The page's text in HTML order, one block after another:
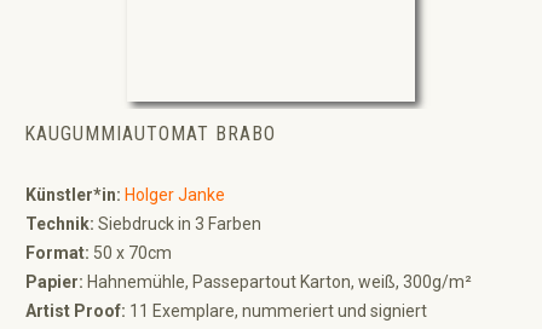
KAUGUMMIAUTOMAT BRABO
Künstler*in: Holger Janke
Technik: Siebdruck in 3 Farben
Format: 50 x 70cm
Papier: Hahnemühle, Passepartout Karton, weiß, 300g/m²
Artist Proof: 11 Exemplare, nummeriert und signiert